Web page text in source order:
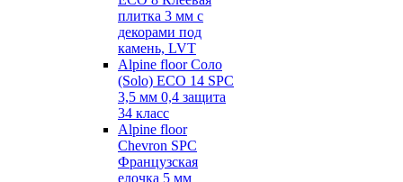
плитка 3 мм с
декорами под
камень, LVT
Alpine floor Соло
(Solo) ECO 14 SPC
3,5 мм 0,4 защита
34 класс
Alpine floor
Chevron SPC
Французская
елочка 5 мм